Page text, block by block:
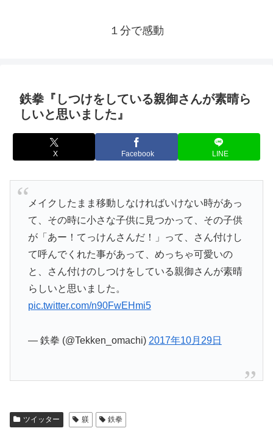
１分で感動
鉄拳『しつけをしている親御さんが素晴ら
しいと思いました』
X Facebook LINE
メイクしたまま移動しなければいけない時があっ
て、その時に小さな子供に見つかって、その子供
が「あー！てっけんさんだ！」って、さん付けし
て呼んでくれた事があって、めっちゃ可愛いの
と、さん付けのしつけをしている親御さんが素晴
らしいと思いました。
pic.twitter.com/n90FwEHmi5
— 鉄拳 (@Tekken_omachi) 2017年10月29日
ツイッター 躾 鉄拳